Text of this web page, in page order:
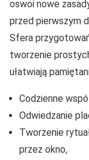
oswoi nowe
przed pierwszym
Sfera
tworzenie
ułatwiają
Codzienne
Odwiedzanie
Tworzenie
przez okno,